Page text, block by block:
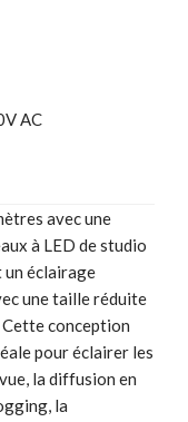
AC
avec une
à LED de studio
un éclairage
une taille réduite
conception
pour éclairer les
la diffusion en
la